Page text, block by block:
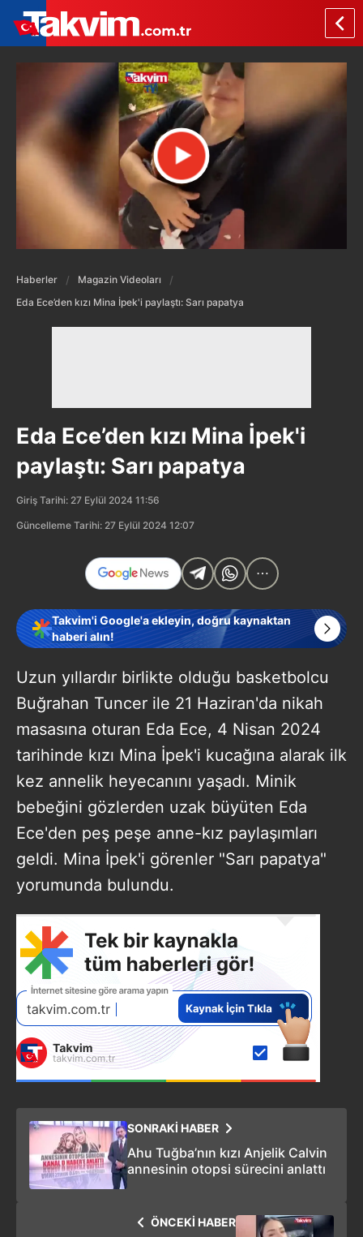
Haberler
Magazin Videoları
Eda Ece’den kızı Mina İpek'i paylaştı: Sarı papatya
Eda Ece’den kızı Mina İpek'i
paylaştı: Sarı papatya
Giriş Tarihi: 27 Eylül 2024 11:56
Güncelleme Tarihi: 27 Eylül 2024 12:07
Takvim'i Google'a ekleyin, doğru kaynaktan
haberi alın!
Uzun yıllardır birlikte olduğu basketbolcu
Buğrahan Tuncer ile 21 Haziran'da nikah
masasına oturan Eda Ece, 4 Nisan 2024
tarihinde kızı Mina İpek'i kucağına alarak ilk
kez annelik heyecanını yaşadı. Minik
bebeğini gözlerden uzak büyüten Eda
Ece'den peş peşe anne-kız paylaşımları
geldi. Mina İpek'i görenler "Sarı papatya"
yorumunda bulundu.
SONRAKİ HABER
Ahu Tuğba’nın kızı Anjelik Calvin
annesinin otopsi sürecini anlattı
ÖNCEKİ HABER